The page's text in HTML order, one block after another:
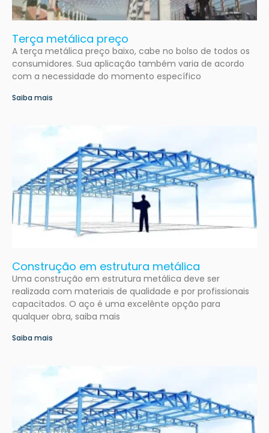
Terça metálica preço
A terça metálica preço baixo, cabe no bolso de todos os
consumidores. Sua aplicação também varia de acordo
com a necessidade do momento específico
Saiba mais
Construção em estrutura metálica
Uma construção em estrutura metálica deve ser
realizada com materiais de qualidade e por profissionais
capacitados. O aço é uma excelênte opção para
qualquer obra, saiba mais
Saiba mais